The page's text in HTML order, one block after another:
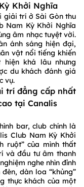
Khởi Nghĩa
giải trí ở Sài Gòn thu
Nam Kỳ Khởi Nghĩa
âm nhạc tuyệt vời.
ánh sáng hiện đại,
vật nổi tiếng khiến
khá lâu nhưng
du khách đánh giá
vụ.
trí đẳng cấp nhất
tại Canalis
bar, club chính là
Club Nam Kỳ Khởi
ruột” của mình thất
và đầu tư âm thanh
nghe nhìn đỉnh
dàn loa “khủng”
thực khách của một